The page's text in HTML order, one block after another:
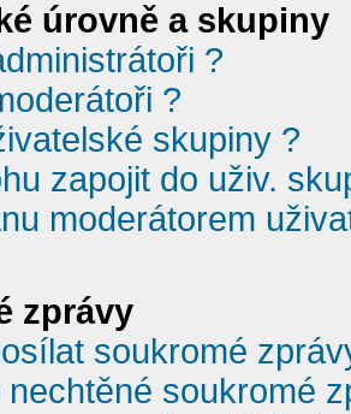
úrovně a skupiny
?
?
skupiny ?
zapojit do uživ.
moderátorem
zprávy
soukromé
nechtěné soukromé